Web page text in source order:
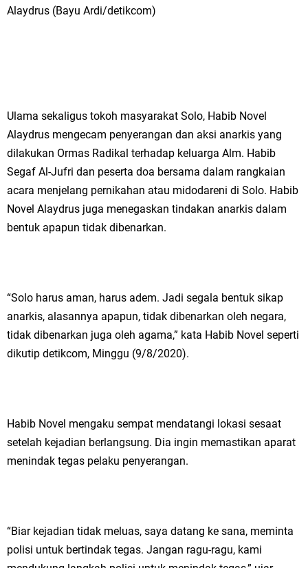
Alaydrus (Bayu Ardi/detikcom)
Ulama sekaligus tokoh masyarakat Solo, Habib Novel
Alaydrus mengecam penyerangan dan aksi anarkis yang
dilakukan Ormas Radikal terhadap keluarga Alm. Habib
Segaf Al-Jufri dan peserta doa bersama dalam rangkaian
acara menjelang pernikahan atau midodareni di Solo. Habib
Novel Alaydrus juga menegaskan tindakan anarkis dalam
bentuk apapun tidak dibenarkan.
“Solo harus aman, harus adem. Jadi segala bentuk sikap
anarkis, alasannya apapun, tidak dibenarkan oleh negara,
tidak dibenarkan juga oleh agama,” kata Habib Novel seperti
dikutip detikcom, Minggu (9/8/2020).
Habib Novel mengaku sempat mendatangi lokasi sesaat
setelah kejadian berlangsung. Dia ingin memastikan aparat
menindak tegas pelaku penyerangan.
“Biar kejadian tidak meluas, saya datang ke sana, meminta
polisi untuk bertindak tegas. Jangan ragu-ragu, kami